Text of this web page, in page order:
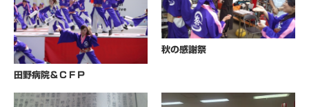
田野病院＆ＣＦＰ
秋の感謝祭